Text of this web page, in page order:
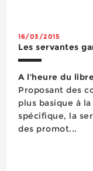
16/03/2015
Les servantes
A l’heure du
Proposant des
plus basique à
spécifique, la
des promot...